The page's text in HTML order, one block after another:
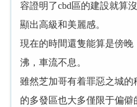
容證明了cbd區的建設就算
顯出高級和美麗感。
現在的時間還隻能算是傍
沸，車流不息。
雖然芝加哥有着罪惡之城
的多發區也大多僅限于偏